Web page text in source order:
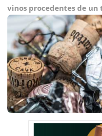
vinos procedentes de un